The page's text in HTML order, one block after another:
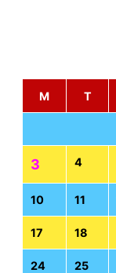
M
T
3 4
10 11
17 18
24 25